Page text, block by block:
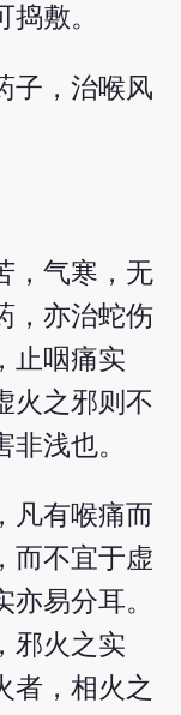
敷。
子，治喉风
，气寒，无
，亦治蛇伤
止咽痛实
火之邪则不
浅也。
凡有喉痛而
而不宜于虚
易分耳。
邪火之实
者，相火之